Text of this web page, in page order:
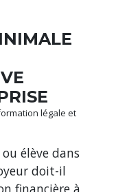
légale et
élève dans
doit-il